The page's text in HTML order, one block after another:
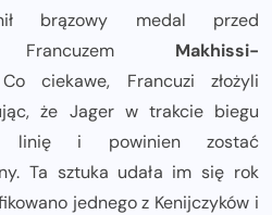
brązowy medal przed
Francuzem Makhissi-
ciekawe, Francuzi złożyli
że Jager w trakcie biegu
linię i powinien zostać
Ta sztuka udała im się rok
jednego z Kenijczyków i